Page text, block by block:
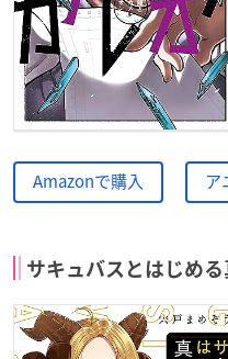
Amazonで購入 ア
サキュバスとはじめ